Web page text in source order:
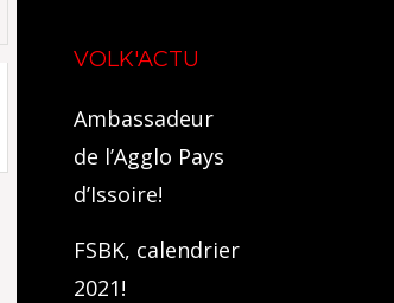
VOLK'ACTU
Ambassadeur
de l’Agglo Pays
d’Issoire!
FSBK, calendrier
2021!